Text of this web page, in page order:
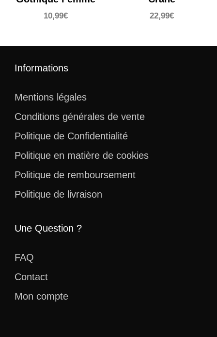
10,99€ 22,99€
Informations
Mentions légales
Conditions générales de vente
Politique de Confidentialité
Politique en matière de cookies
Politique de remboursement
Politique de livraison
Une Question ?
FAQ
Contact
Mon compte